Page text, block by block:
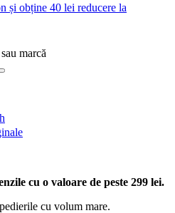
și obține 40 lei reducere la
marcă
cu o valoare de peste 299 lei.
cu volum mare.